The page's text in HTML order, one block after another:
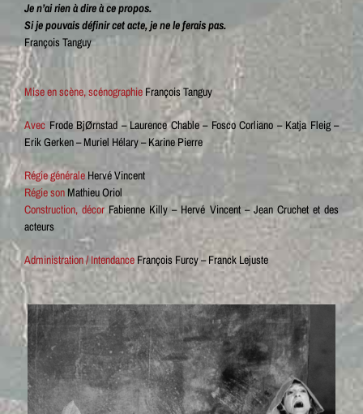
Je n’ai rien à dire à ce propos.
Si je pouvais définir cet acte, je ne le ferais pas.
François Tanguy
Mise en scène, scénographie François Tanguy
AvecFrode BjØrnstad – Laurence Chable – Fosco Corliano – Katja Fleig –
Erik Gerken – Muriel Hélary – Karine Pierre
Régie générale Hervé Vincent
Régie sonMathieu Oriol
Construction, décor Fabienne Killy – Hervé Vincent – Jean Cruchet et des
acteurs
Administration / Intendance François Furcy – Franck Lejuste